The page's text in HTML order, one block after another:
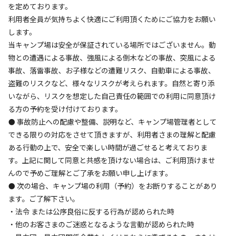
を定めております。
利用者全員が気持ちよく快適にご利用頂くためにご協力をお願い
します。
当キャンプ場は安全が保証されている場所ではございません。動
物との遭遇による事故、強風による倒木などの事故、突風による
事故、落雷事故、お子様などの遭難リスク、自動車による事故、
盗難のリスクなど、様々なリスクが考えられます。自然と寄り添
いながら、リスクを想定した自己責任の範囲での利用に同意頂け
る方の予約を受け付けております。
⚫ 事故防止への配慮や整備、説明など、キャンプ場管理者として
できる限りの対応をさせて頂きますが、利用者さまの理解と配慮
ある行動の上で、安全で楽しい時間が過ごせると考えておりま
す。上記に関して同意と共感を頂けない場合は、ご利用頂けませ
んので予めご理解とご了承をお願い申し上げます。
⚫ 次の場合、キャンプ場の利用（予約）をお断りすることがあり
ます。ご了解下さい。
・法令 または公序良俗に反する行為が認められた時
・他のお客さまのご迷惑となるような言動が認められた時
7月28日に発生した地震について
地震によるキャンプ場施設の被害はなく、通常どおりご宿泊
いただけます。
ただ夜間断水【午後9時～翌日午前11時】のため、日中しか
水道が使えません。
詳しい状況の確認は　09015180657　までご連絡ください。
また、現在も余震が続いておりますので、ご来場の際は十分
空き状況検索
宿泊 日帰り
チェックイン チェックアウト